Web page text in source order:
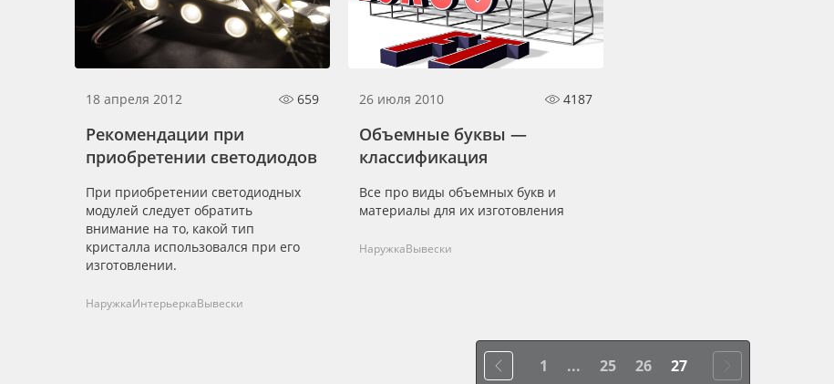
18 апреля 2012 659
Рекомендации при
приобретении светодиодов
При приобретении светодиодных
модулей следует обратить
внимание на то, какой тип
кристалла использовался при его
изготовлении.
НаружкаИнтерьеркаВывески
26 июля 2010 4187
Объемные буквы —
классификация
Все про виды объемных букв и
материалы для их изготовления
НаружкаВывески
1 ... 25 26 27